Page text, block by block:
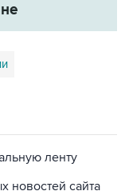
ленту
новостей сайта